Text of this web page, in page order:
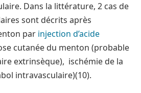
Dans la littérature, 2 cas de
sont décrits après
par injection d’acide
cutanée du menton (probable
extrinsèque), ­ ischémie de la
intravasculaire)(10).